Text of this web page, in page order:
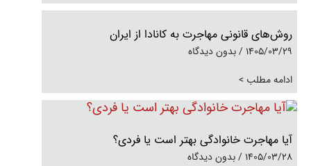
روش‌های قانونی مهاجرت به کانادا از ایران
1405/03/29
بدون دیدگاه
ادامه مطلب >
آیا مهاجرت خانوادگی بهتر است یا فردی؟
1405/03/28
بدون دیدگاه